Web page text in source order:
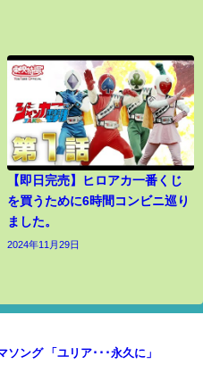
【即日完売】ヒロアカ一番くじ
を買うために6時間コンビニ巡り
ました。
2024年11月29日
ング 「ユリア･･･永久に」